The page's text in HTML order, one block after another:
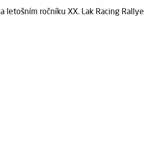
letošním ročníku XX. Lak Racing